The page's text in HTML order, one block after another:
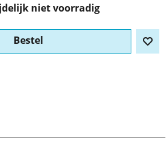
niet voorradig
Bestel